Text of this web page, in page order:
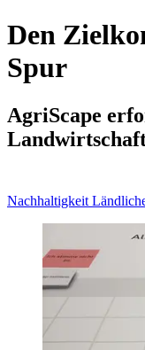
Den
Spur
AgriScape
Nachhaltigkeit